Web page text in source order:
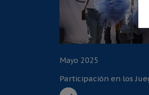
Mayo 2025
Participación en los